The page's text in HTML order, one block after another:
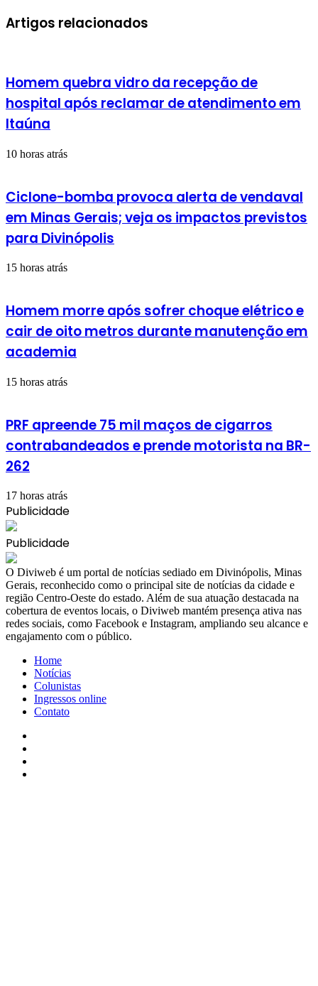
mail
Artigos relacionados
Homem quebra vidro da recepção de
hospital após reclamar de atendimento em
Itaúna
10 horas atrás
Ciclone-bomba provoca alerta de vendaval
em Minas Gerais; veja os impactos previstos
para Divinópolis
15 horas atrás
Homem morre após sofrer choque elétrico e
cair de oito metros durante manutenção em
academia
15 horas atrás
PRF apreende 75 mil maços de cigarros
contrabandeados e prende motorista na BR-
262
17 horas atrás
Publicidade
Publicidade
​O Diviweb é um portal de notícias sediado em Divinópolis, Minas
Gerais, reconhecido como o principal site de notícias da cidade e
região Centro-Oeste do estado. Além de sua atuação destacada na
cobertura de eventos locais, o Diviweb mantém presença ativa nas
redes sociais, como Facebook e Instagram, ampliando seu alcance e
engajamento com o público.
Home
Notícias
Colunistas
Ingressos online
Contato